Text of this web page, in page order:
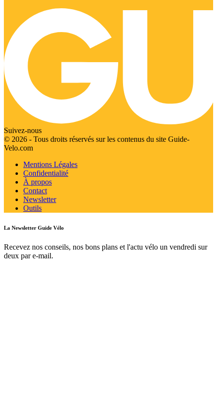
Suivez-nous
© 2026 - Tous droits réservés sur les contenus du site Guide-
Velo.com
Mentions Légales
Confidentialité
À propos
Contact
Newsletter
Outils
La Newsletter Guide Vélo
Recevez nos conseils, nos bons plans et l'actu vélo un vendredi sur
deux par e-mail.